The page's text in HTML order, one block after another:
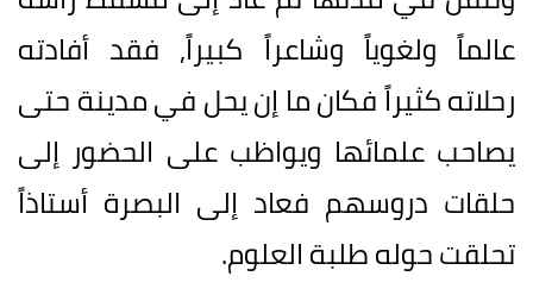
عالماً ولغوياً وشاعراً كبيراً, فقد أفادته
رحلاته كثيراً فكان ما إن يحل في مدينة حتى
يصاحب علمائها ويواظب على الحضور إلى
حلقات دروسهم فعاد إلى البصرة أستاذاً
تحلقت حوله طلبة العلوم.